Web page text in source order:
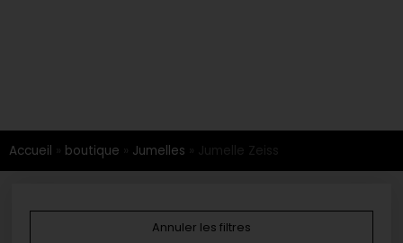
Accueil » boutique » Jumelles » Jumelle Zeiss
Annuler les filtres